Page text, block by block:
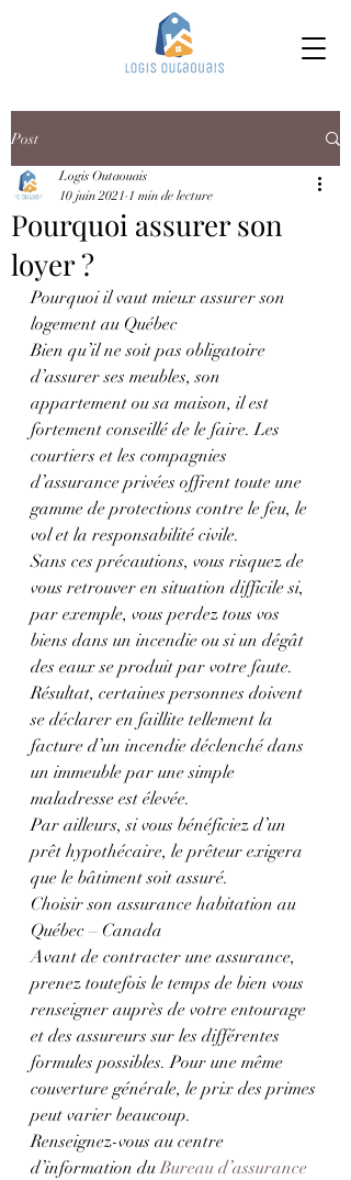
Post
Pourquoi assurer son
loyer ?
Logis Outaouais
10 juin 2021 1 min de lecture
Pourquoi il vaut mieux assurer son
logement au Québec
Bien qu’il ne soit pas obligatoire
d’assurer ses meubles, son
appartement ou sa maison, il est
fortement conseillé de le faire. Les
courtiers et les compagnies
d’assurance privées offrent toute une
gamme de protections contre le feu, le
vol et la responsabilité civile.
Sans ces précautions, vous risquez de
vous retrouver en situation difficile si,
par exemple, vous perdez tous vos
biens dans un incendie ou si un dégât
des eaux se produit par votre faute.
Résultat, certaines personnes doivent
se déclarer en faillite tellement la
facture d’un incendie déclenché dans
un immeuble par une simple
maladresse est élevée.
Par ailleurs, si vous bénéficiez d’un
prêt hypothécaire, le prêteur exigera
que le bâtiment soit assuré.
Choisir son assurance habitation au
Québec – Canada
Avant de contracter une assurance,
prenez toutefois le temps de bien vous
renseigner auprès de votre entourage
et des assureurs sur les différentes
formules possibles. Pour une même
couverture générale, le prix des primes
peut varier beaucoup.
Renseignez-vous au centre
d’information du Bureau d’assurance